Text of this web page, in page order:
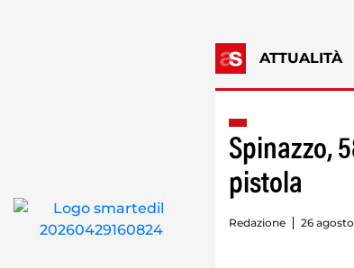
ATTUALITÀ
Spinazzo,
pistola
Redazione 26 agosto